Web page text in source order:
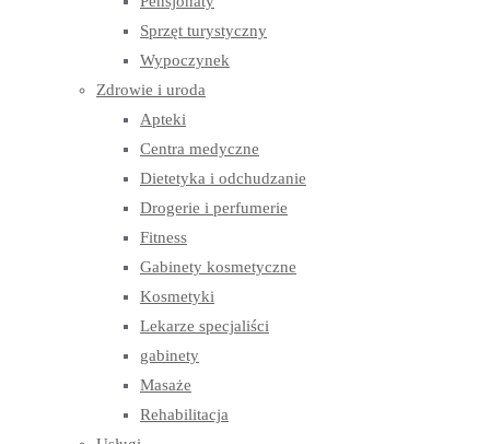
Sprzęt turystyczny
Wypoczynek
Zdrowie i uroda
Apteki
Centra medyczne
Dietetyka i odchudzanie
Drogerie i perfumerie
Fitness
Gabinety kosmetyczne
Kosmetyki
Lekarze specjaliści
gabinety
Masaże
Rehabilitacja